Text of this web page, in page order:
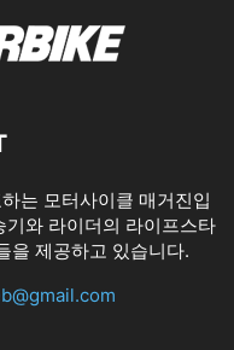
는 모터사이클 매거진입
와 라이더의 라이프스타
을 제공하고 있습니다.